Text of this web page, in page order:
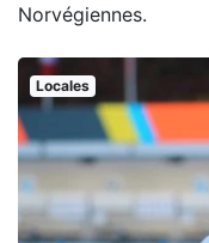
Norvégiennes.
Locales